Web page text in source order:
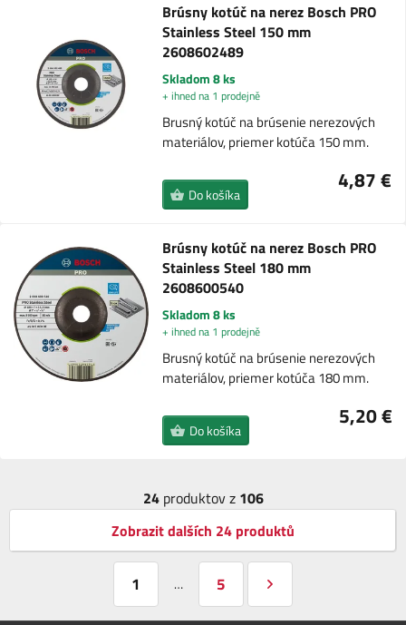
Brúsny kotúč na nerez Bosch PRO
Stainless Steel 150 mm
2608602489
Skladom 8 ks
+ ihned na 1 prodejně
Brusný kotúč na brúsenie nerezových
materiálov, priemer kotúča 150 mm.
4,87 €
Do košíka
Brúsny kotúč na nerez Bosch PRO
Stainless Steel 180 mm
2608600540
Skladom 8 ks
+ ihned na 1 prodejně
Brusný kotúč na brúsenie nerezových
materiálov, priemer kotúča 180 mm.
5,20 €
Do košíka
24produktov z 106
Zobrazit dalších 24 produktů
1 … 5